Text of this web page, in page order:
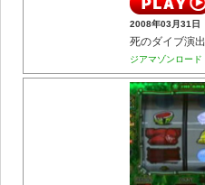
2008年03月31日
死のダイブ演出
ジアマゾンロード